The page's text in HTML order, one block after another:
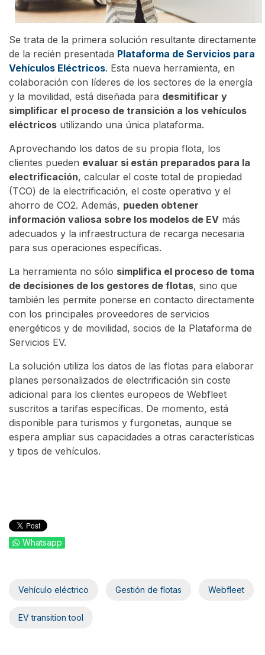
Se trata de la primera solución resultante directamente
de la recién presentada Plataforma de Servicios para
Vehículos Eléctricos. Esta nueva herramienta, en
colaboración con líderes de los sectores de la energía
y la movilidad, está diseñada para desmitificar y
simplificar el proceso de transición a los vehículos
eléctricos utilizando una única plataforma.
Aprovechando los datos de su propia flota, los
clientes pueden evaluar si están preparados para la
electrificación, calcular el coste total de propiedad
(TCO) de la electrificación, el coste operativo y el
ahorro de CO2. Además, pueden obtener
información valiosa sobre los modelos de EV más
adecuados y la infraestructura de recarga necesaria
para sus operaciones específicas.
La herramienta no sólo simplifica el proceso de toma
de decisiones de los gestores de flotas, sino que
también les permite ponerse en contacto directamente
con los principales proveedores de servicios
energéticos y de movilidad, socios de la Plataforma de
Servicios EV.
La solución utiliza los datos de las flotas para elaborar
planes personalizados de electrificación sin coste
adicional para los clientes europeos de Webfleet
suscritos a tarifas específicas. De momento, está
disponible para turismos y furgonetas, aunque se
espera ampliar sus capacidades a otras características
y tipos de vehículos.
Whatsapp
Vehículo eléctrico Gestión de flotas Webfleet
EV transition tool